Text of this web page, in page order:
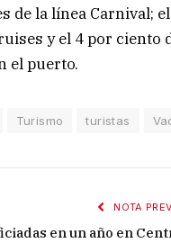
de la línea Carnival;
y el 4 por
el puerto.
Turismo turistas
NOTA
en un año en